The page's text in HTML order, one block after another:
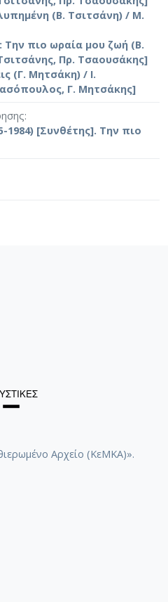
(Β. Τσιτσάνη) / Μ.
Την πιο ωραία μου ζωή (Β.
Πρ. Τσαουσάκης]
(Γ. Μητσάκη) / Ι.
Γ. Μητσάκης]
1984) [Συνθέτης]. Την πιο
Αρχείο (ΚεΜΚΑ)».